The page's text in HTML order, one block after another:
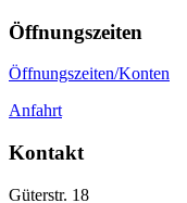
Öffnungszeiten
Öffnungszeiten/Konten
Anfahrt
Kontakt
Güterstr. 18